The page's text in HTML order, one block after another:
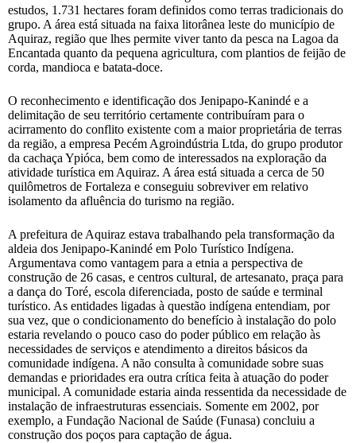
estudos, 1.731 hectares foram definidos como terras tradicionais do
grupo. A área está situada na faixa litorânea leste do município de
Aquiraz, região que lhes permite viver tanto da pesca na Lagoa da
Encantada quanto da pequena agricultura, com plantios de feijão de
corda, mandioca e batata-doce.
O reconhecimento e identificação dos Jenipapo-Kanindé e a
delimitação de seu território certamente contribuíram para o
acirramento do conflito existente com a maior proprietária de terras
da região, a empresa Pecém Agroindústria Ltda, do grupo produtor
da cachaça Ypióca, bem como de interessados na exploração da
atividade turística em Aquiraz. A área está situada a cerca de 50
quilômetros de Fortaleza e conseguiu sobreviver em relativo
isolamento da afluência do turismo na região.
A prefeitura de Aquiraz estava trabalhando pela transformação da
aldeia dos Jenipapo-Kanindé em Polo Turístico Indígena.
Argumentava como vantagem para a etnia a perspectiva de
construção de 26 casas, e centros cultural, de artesanato, praça para
a dança do Toré, escola diferenciada, posto de saúde e terminal
turístico. As entidades ligadas à questão indígena entendiam, por
sua vez, que o condicionamento do benefício à instalação do polo
estaria revelando o pouco caso do poder público em relação às
necessidades de serviços e atendimento a direitos básicos da
comunidade indígena. A não consulta à comunidade sobre suas
demandas e prioridades era outra crítica feita à atuação do poder
municipal. A comunidade estaria ainda ressentida da necessidade de
instalação de infraestruturas essenciais. Somente em 2002, por
exemplo, a Fundação Nacional de Saúde (Funasa) concluiu a
construção dos poços para captação de água.